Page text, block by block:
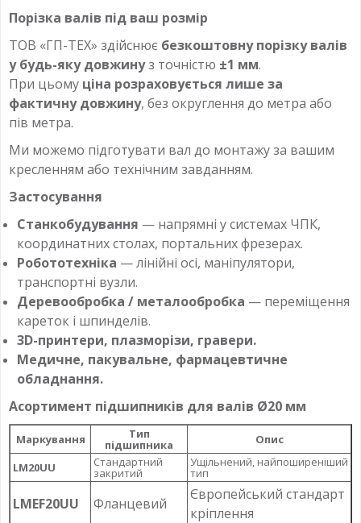
Порізка валів під ваш розмір
ТОВ «ГП-ТЕХ» здійснює безкоштовну порізку валів
у будь-яку довжинуз точністю ±1 мм.
При цьому ціна розраховується лише за
фактичну довжину, без округлення до метра або
пів метра.
Ми можемо підготувати вал до монтажу за вашим
кресленням або технічним завданням.
Застосування
Станкобудування — напрямні у системах ЧПК,
координатних столах, портальних фрезерах.
Робототехніка — лінійні осі, маніпулятори,
транспортні вузли.
Деревообробка / металообробка — переміщення
кареток і шпинделів.
3D-принтери, плазморізи, гравери.
Медичне, пакувальне, фармацевтичне
обладнання.
Асортимент підшипників для валів Ø20 мм
Маркування Тип
підшипника
Опис
LM20UU
Стандартний
закритий
Ущільнений, найпоширеніший
тип
LMEF20UU Фланцевий
Європейський стандарт
кріплення